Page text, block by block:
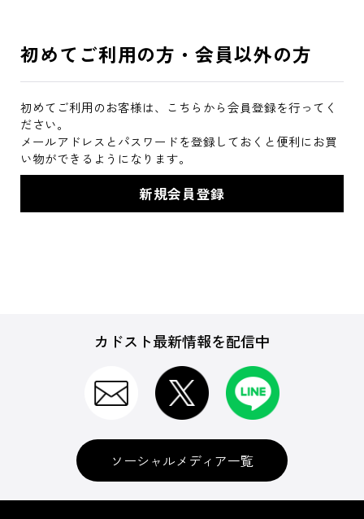
初めてご利用の方・会員以外の方
初めてご利用のお客様は、こちらから会員登録を行ってく
ださい。
メールアドレスとパスワードを登録しておくと便利にお買
い物ができるようになります。
カドスト最新情報を配信中
ソーシャルメディア一覧